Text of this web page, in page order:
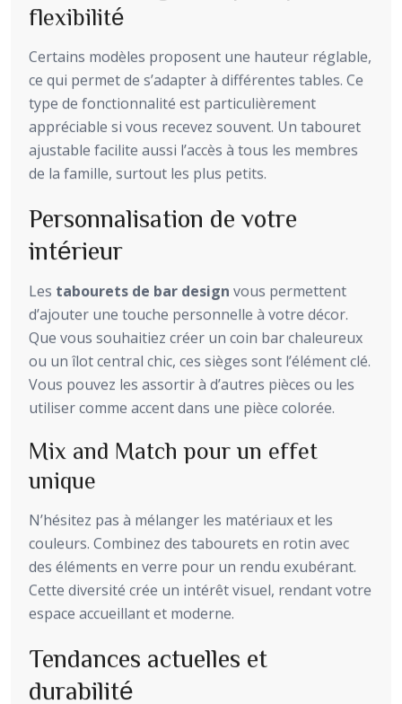
flexibilité
Certains modèles proposent une hauteur réglable,
ce qui permet de s’adapter à différentes tables. Ce
type de fonctionnalité est particulièrement
appréciable si vous recevez souvent. Un tabouret
ajustable facilite aussi l’accès à tous les membres
de la famille, surtout les plus petits.
Personnalisation de votre
intérieur
Les tabourets de bar design vous permettent
d’ajouter une touche personnelle à votre décor.
Que vous souhaitiez créer un coin bar chaleureux
ou un îlot central chic, ces sièges sont l’élément clé.
Vous pouvez les assortir à d’autres pièces ou les
utiliser comme accent dans une pièce colorée.
Mix and Match pour un effet
unique
N’hésitez pas à mélanger les matériaux et les
couleurs. Combinez des tabourets en rotin avec
des éléments en verre pour un rendu exubérant.
Cette diversité crée un intérêt visuel, rendant votre
espace accueillant et moderne.
Tendances actuelles et
durabilité